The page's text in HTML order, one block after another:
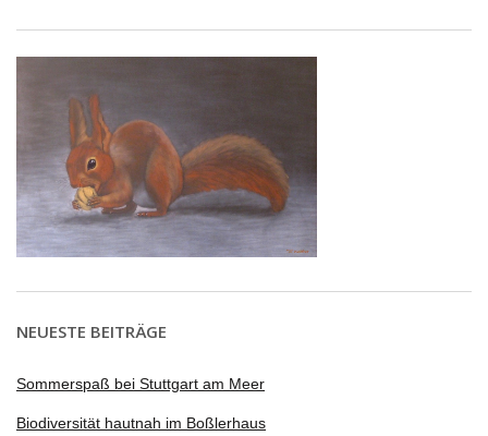
NEUESTE BEITRÄGE
Sommerspaß bei Stuttgart am Meer
Biodiversität hautnah im Boßlerhaus